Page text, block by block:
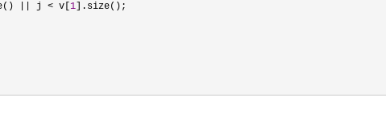
|| j < v[ 1 ].size();